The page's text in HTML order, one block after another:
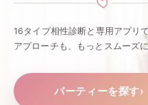
16タイプ相性診断と専用アプリ
アプローチも、もっとスムーズ
パーティーを探す›